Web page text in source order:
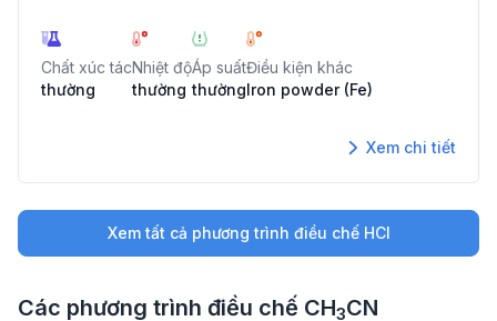
Chất xúc tác
thường
Nhiệt độ
thường
Áp suất
thường
Điều kiện khác
Iron powder (Fe)
Xem chi tiết
Xem tất cả phương trình điều chế HCl
Các phương trình điều chế CH3CN